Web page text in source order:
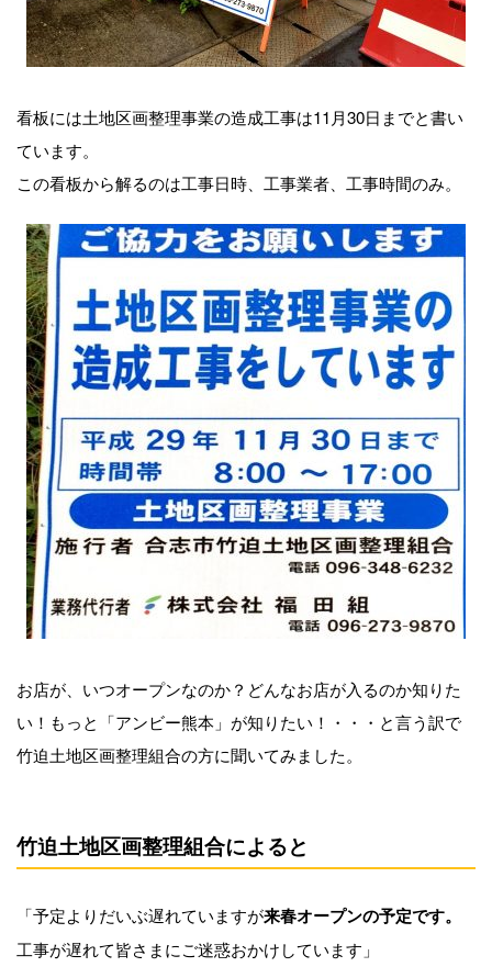
看板には土地区画整理事業の造成工事は11月30日までと書い
ています。
この看板から解るのは工事日時、工事業者、工事時間のみ。
お店が、いつオープンなのか？どんなお店が入るのか知りた
い！もっと「アンビー熊本」が知りたい！・・・と言う訳で
竹迫土地区画整理組合の方に聞いてみました。
竹迫土地区画整理組合によると
「予定よりだいぶ遅れていますが来春オープンの予定です。
工事が遅れて皆さまにご迷惑おかけしています」